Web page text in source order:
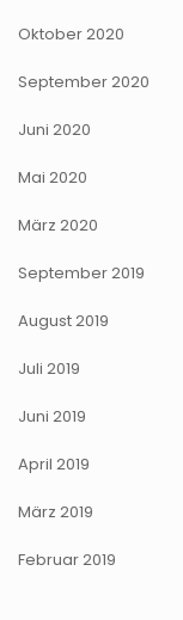
Oktober 2020
September 2020
Juni 2020
Mai 2020
März 2020
September 2019
August 2019
Juli 2019
Juni 2019
April 2019
März 2019
Februar 2019